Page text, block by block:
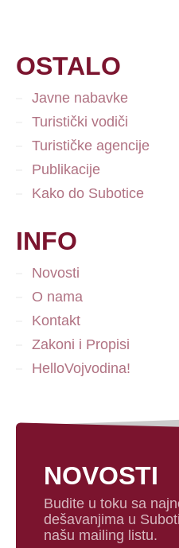
OSTALO
Javne nabavke
Turistički vodiči
Turističke agencije
Publikacije
Kako do Subotice
INFO
Novosti
O nama
Kontakt
Zakoni i Propisi
HelloVojvodina!
NOVOSTI
Budite u toku sa
dešavanjima u
našu mailing listu.